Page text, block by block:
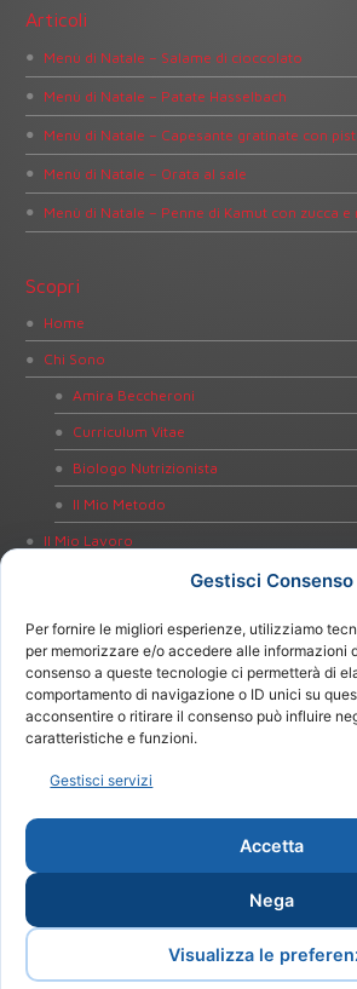
Gestisci Consenso
Per fornire le migliori esperienze, utilizziamo
per memorizzare e/o accedere alle informazioni
consenso a queste tecnologie ci permetterà di
comportamento di navigazione o ID unici su
acconsentire o ritirare il consenso può influire
caratteristiche e funzioni.
Gestisci servizi
Accetta
Nega
Visualizza le
Articoli
Menù di Natale – Salame di cioccolato
Menù di Natale – Patate Hasselbach
Menù di Natale – Capesante gratinate con
Menù di Natale – Orata al sale
Menù di Natale – Penne di Kamut con zucca e
Scopri
Home
Chi Sono
Amira Beccheroni
Curriculum Vitae
Biologo Nutrizionista
Il Mio Metodo
Il Mio Lavoro
Dieta Personalizzata
Bioimpedenziometria
Test Intolleranze Alimentari
Test Celiachia
Copyright 2012 Amira Beccheroni | Tutti i